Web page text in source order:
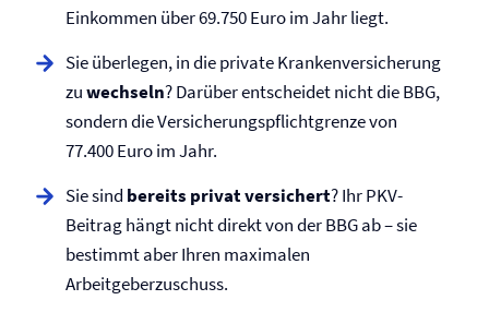
Einkommen über 69.750 Euro im Jahr liegt.
Sie überlegen, in die private Kranken­versicherung
zuwechseln? Darüber entscheidet nicht die BBG,
sondern die Versicherungspflicht­grenze von
77.400 Euro im Jahr.
Sie sind bereits privat versichert? Ihr PKV-
Beitrag hängt nicht direkt von der BBG ab – sie
bestimmt aber Ihren maximalen
Arbeitgeberzuschuss.